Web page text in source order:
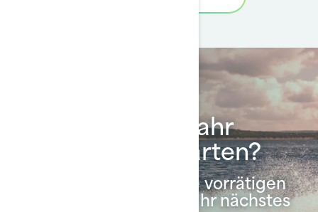
Sie können das Jahr
2026 kaum erwarten?
Durchsuchen Sie unsere vorrätigen
Modelle und finden Sie Ihr nächstes